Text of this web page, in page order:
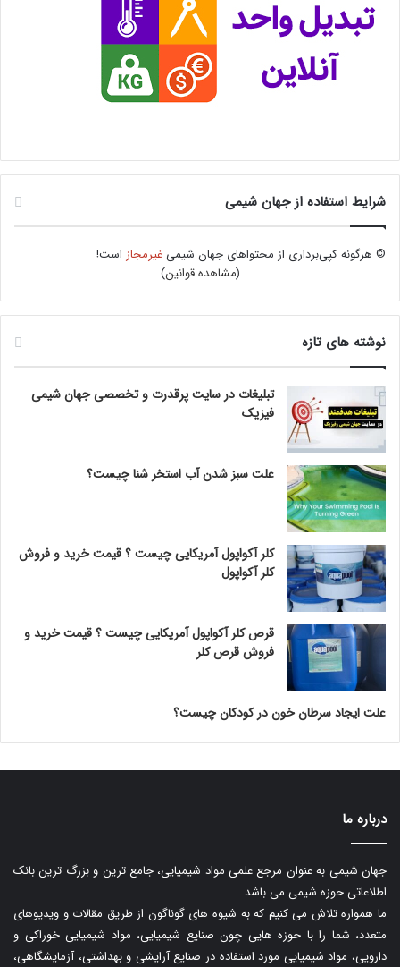
شرایط استفاده از جهان شیمی
© هرگونه کپی‌برداری از محتواهای جهان شیمیغیرمجاز است!
(مشاهده قوانین)
نوشته های تازه
تبلیغات در سایت پرقدرت و تخصصی جهان شیمی
فیزیک
علت سبز شدن آب استخر شنا چیست؟
کلر آکواپول آمریکایی چیست ؟ قیمت خرید و فروش
کلر آکواپول
قرص کلر آکواپول آمریکایی چیست ؟ قیمت خرید و
فروش قرص کلر
علت ایجاد سرطان خون در کودکان چیست؟
درباره ما
جهان شیمی به عنوان مرجع علمی مواد شیمیایی، جامع ترین و بزرگ ترین بانک
اطلاعاتی حوزه شیمی می باشد.
ما همواره تلاش می کنیم که به شیوه های گوناگون از طریق مقالات و ویدیوهای
متعدد، شما را با حوزه هایی چون صنایع شیمیایی، مواد شیمیایی خوراکی و
دارویی، مواد شیمیایی مورد استفاده در صنایع آرایشی و بهداشتی، آزمایشگاهی،